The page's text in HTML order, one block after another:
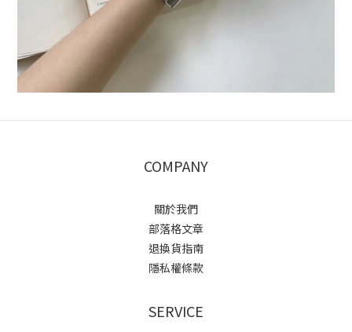
COMPANY
關於我們
部落格文章
退換貨指南
隱私權條款
SERVICE